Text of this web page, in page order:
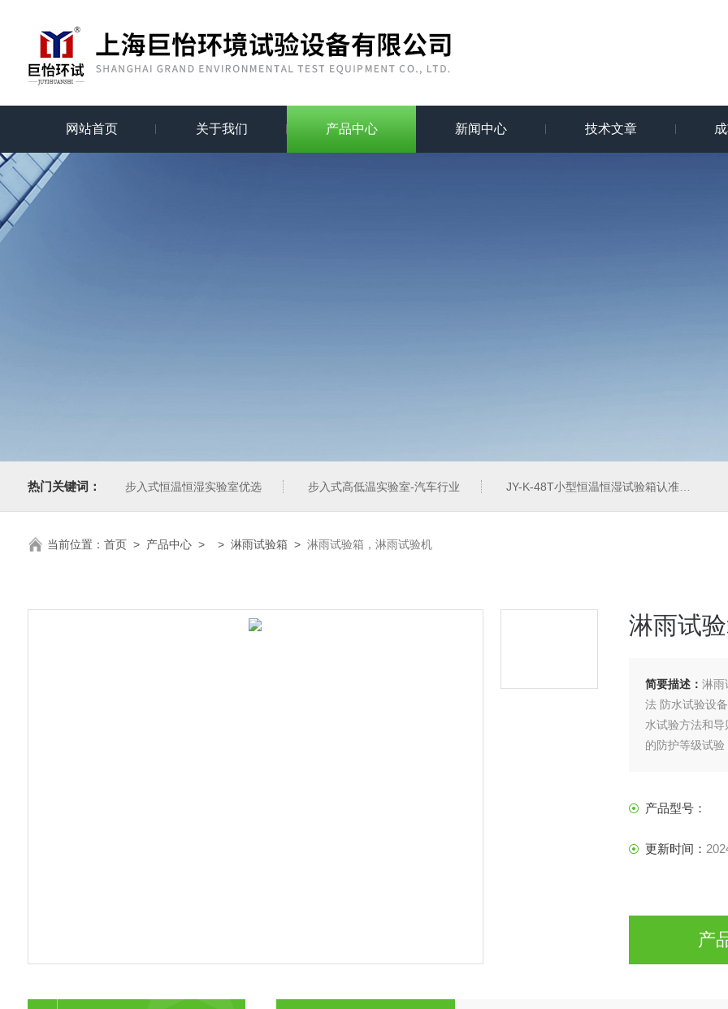
网站首页 关于我们 产品中心 新闻中心 技术文章
热门关键词： 步入式恒温恒湿实验室优选 步入式高低温实验室-汽车行业 JY-K-48T小型恒温恒湿试验箱认准巨怡环试
当前位置： 首页> 产品中心> > 淋雨试验箱 > 淋雨试验箱，淋雨试验机
淋雨试
简要描述：淋雨
法 防水试验设
水试验方法和
的防护等级试验
产品型号：
更新时间：
产